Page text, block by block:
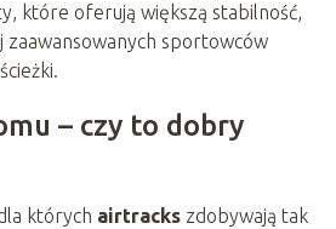
które oferują większą stabilność,
zaawansowanych sportowców
– czy to dobry
których airtrackszdobywają tak